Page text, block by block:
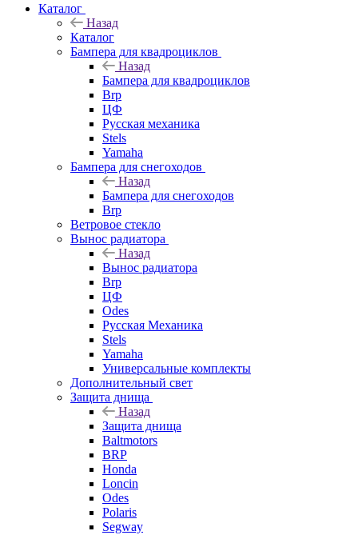
Каталог
Назад
Каталог
Бампера для квадроциклов
Назад
Бампера для квадроциклов
Brp
ЦФ
Русская механика
Stels
Yamaha
Бампера для снегоходов
Назад
Бампера для снегоходов
Brp
Ветровое стекло
Вынос радиатора
Назад
Вынос радиатора
Brp
ЦФ
Odes
Русская Механика
Stels
Yamaha
Универсальные комплекты
Дополнительный свет
Защита днища
Назад
Защита днища
Baltmotors
BRP
Honda
Loncin
Odes
Polaris
Segway